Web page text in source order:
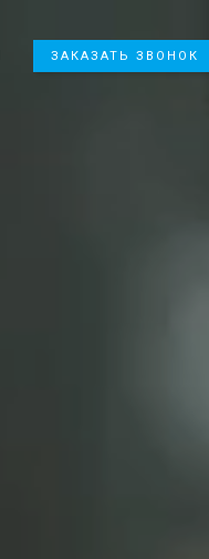
ЗАКАЗАТЬ ЗВОНОК